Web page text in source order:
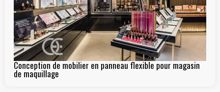
Conception de mobilier en panneau flexible pour magasin
de maquillage